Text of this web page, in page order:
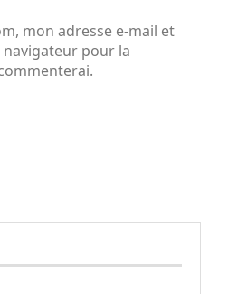
mon adresse e-mail et
navigateur pour la